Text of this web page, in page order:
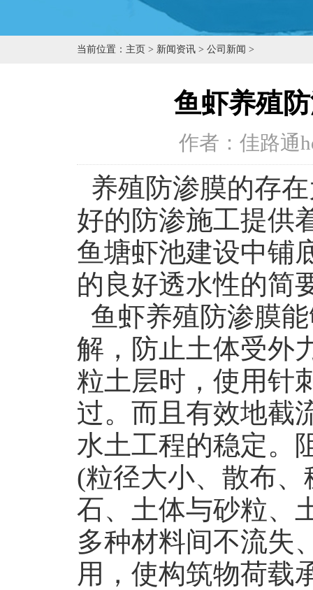
当前位置： 主页 > 新闻资讯 > 公司新闻 >
鱼虾养殖
作者：佳路通
养殖防渗膜的存
好的防渗施工提供
鱼塘虾池建设中铺
的良好透水性的简
鱼虾养殖防渗膜
解，防止土体受外
粒土层时，使用针
过。而且有效地截
水土工程的稳定。
(粒径大小、散布
石、土体与砂粒、
多种材料间不流失
用，使构筑物荷载